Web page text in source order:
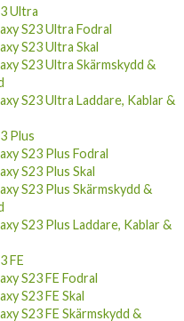
Ultra
S23 Ultra Fodral
S23 Ultra Skal
S23 Ultra Skärmskydd &
S23 Ultra Laddare, Kablar &
Plus
S23 Plus Fodral
S23 Plus Skal
S23 Plus Skärmskydd &
S23 Plus Laddare, Kablar &
FE
S23 FE Fodral
S23 FE Skal
S23 FE Skärmskydd &